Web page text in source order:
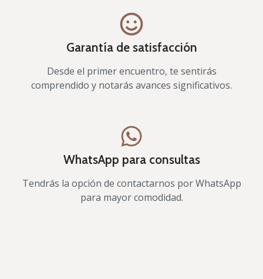
Garantía de satisfacción
Desde el primer encuentro, te sentirás
comprendido y notarás avances significativos.
WhatsApp para consultas
Tendrás la opción de contactarnos por WhatsApp
para mayor comodidad.